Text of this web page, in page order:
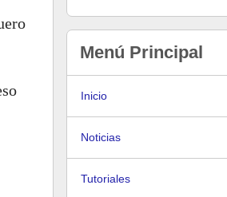
Menú Principal
Inicio
Noticias
Tutoriales